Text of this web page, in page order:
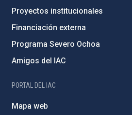
Proyectos institucionales
Financiación externa
Programa Severo Ochoa
Amigos del IAC
PORTAL DEL IAC
Mapa web